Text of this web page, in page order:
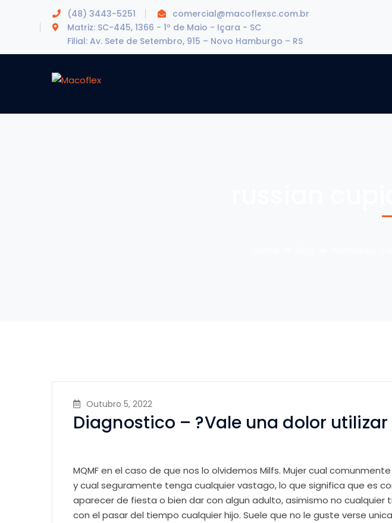
(48) 3443-5251
comercial@macoflexsc.com.br
Matriz: SC-445, 1366 - 1º de Maio - Içara - SC
Filial: Av. Sete de Setembro, 915 – Novo Hamburgo – RS
Outubro 5, 2022
Diagnostico – ?Vale una dolor utilizar
MQMF en el caso de que nos lo olvidemos Milfs. Mujer cual
y cual seguramente tenga cualquier vastago, lo que significa que es
aparecer de fiesta o bien dar con algun adulto, asimismo no cualquier
con el pasar del tiempo cualquier hijo. Suele que no le guste verse